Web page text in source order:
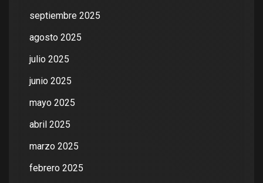
septiembre 2025
agosto 2025
julio 2025
junio 2025
mayo 2025
abril 2025
marzo 2025
febrero 2025